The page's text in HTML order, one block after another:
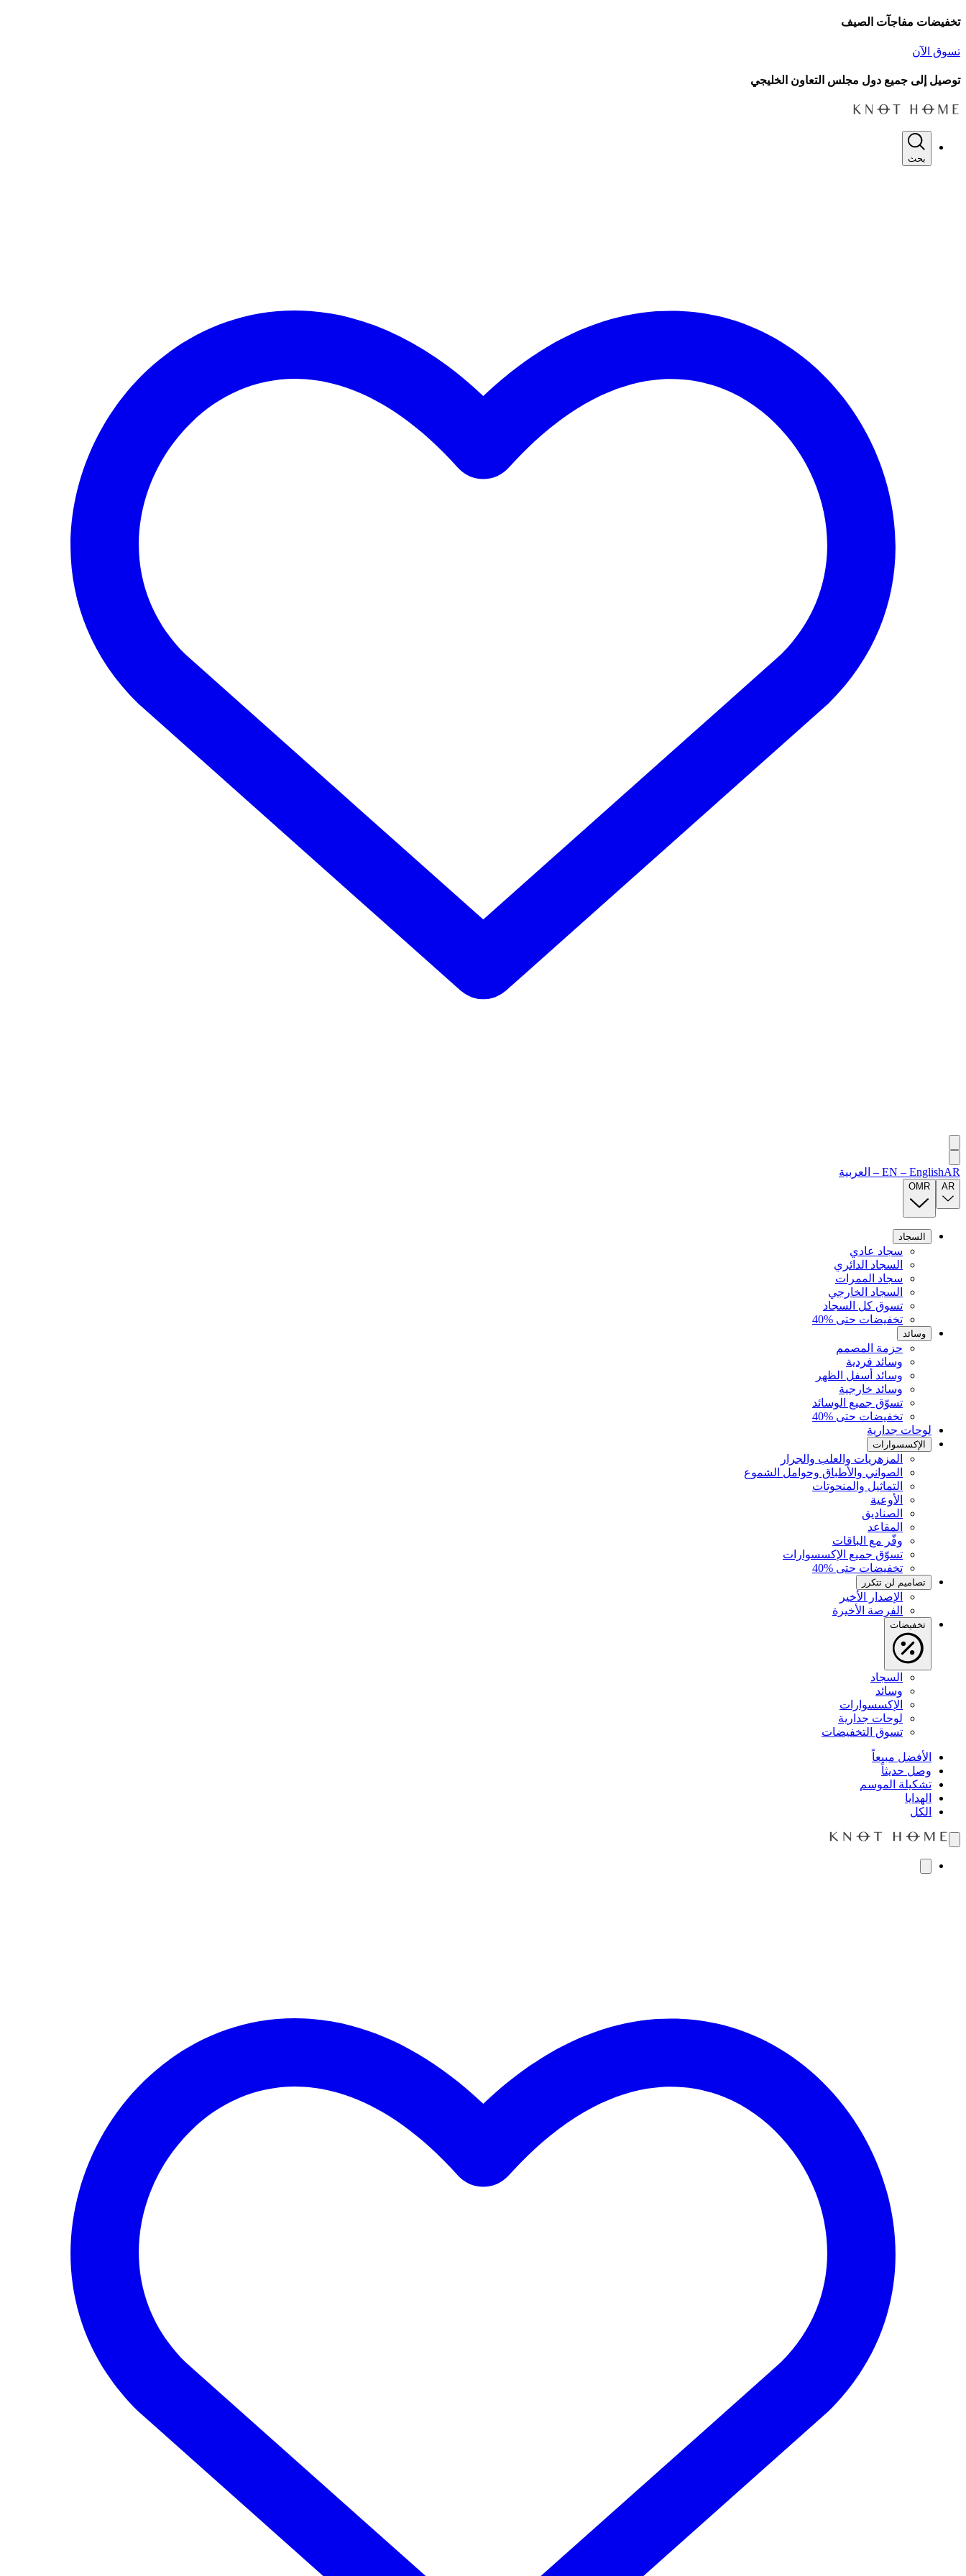
تخفيضات مفاجآت الصيف
تسوق الآن
توصيل إلى جميع دول مجلس التعاون الخليجي
بحث
EN – EnglishAR
– العربية
AR
OMR
السجاد
سجاد عادي
السجاد الدائري
سجاد الممرات
السجاد الخارجي
تسوق كل السجاد
تخفيضات حتى %40
وسائد
حزمة المصمم
وسائد فردية
وسائد أسفل الظهر
وسائد خارجية
تسوّق جميع الوسائد
تخفيضات حتى %40
لوحات جدارية
الإكسسوارات
المزهريات والعلب والجرار
الصواني والأطباق وحوامل الشموع
التماثيل والمنحوتات
الأوعية
الصناديق
المقاعد
وفّر مع الباقات
تسوّق جميع الإكسسوارات
تخفيضات حتى %40
تصاميم لن تتكرر
الإصدار الأخير
الفرصة الأخيرة
تخفيضات
السجاد
وسائد
الإكسسوارات
لوحات جدارية
تسوق التخفيضات
الأفضل مبيعاً
وصل حديثاً
تشكيلة الموسم
الهدايا
الكل